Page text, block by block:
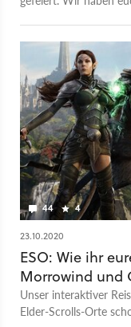
44 4
23.10.2020
ESO: Wie ihr
Morrowind und
Unser interaktiver
Elder-Scrolls-Orte